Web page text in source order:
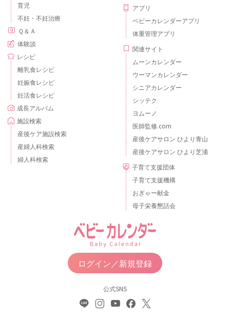
育児
不妊・不妊治療
Ｑ＆Ａ
体験談
レシピ
離乳食レシピ
妊娠食レシピ
妊活食レシピ
成長アルバム
施設検索
産後ケア施設検索
産婦人科検索
婦人科検索
アプリ
ベビーカレンダーアプリ
体重管理アプリ
関連サイト
ムーンカレンダー
ウーマンカレンダー
シニアカレンダー
シッテク
ヨムーノ
医師監修.com
産後ケアサロン ひより青山
産後ケアサロン ひより芝浦
子育て支援団体
子育て支援機構
おぎゃー献金
母子栄養懇話会
ログイン／新規登録
公式SNS